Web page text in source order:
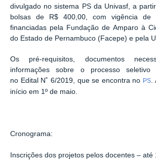
divulgado no sistema PS da Univasf, a
bolsas de R$ 400,00, com vigência de
financiadas pela Fundação de Amparo à
do Estado de Pernambuco (Facepe) e pela
Os pré-requisitos, documentos
informações sobre o processo seletivo
no Edital N˚ 6/2019, que se encontra no PS.
início em 1º de maio.
Cronograma:
Inscrições dos projetos pelos docentes – até